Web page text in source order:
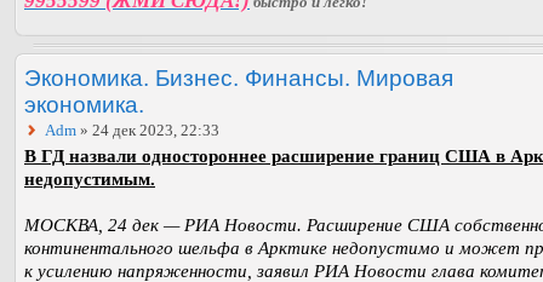
Экономика. Бизнес. Финансы. Мировая
экономика.
Adm » 24 дек 2023, 22:33
В ГД назвали одностороннее расширение границ США в
недопустимым.
МОСКВА, 24 дек — РИА Новости. Расширение США
континентального шельфа в Арктике недопустимо и может
к усилению напряженности, заявил РИА Новости глава